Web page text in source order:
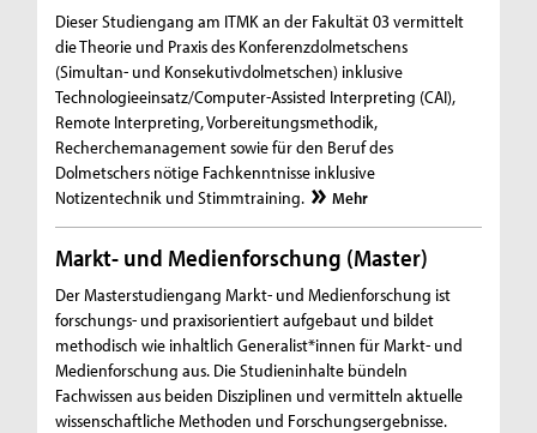
Dieser Studiengang am ITMK an der Fakultät 03 vermittelt
die Theorie und Praxis des Konferenzdolmetschens
(Simultan- und Konsekutivdolmetschen) inklusive
Technologieeinsatz/Computer-Assisted Interpreting (CAI),
Remote Interpreting, Vorbereitungsmethodik,
Recherchemanagement sowie für den Beruf des
Dolmetschers nötige Fachkenntnisse inklusive
Notizentechnik und Stimmtraining.
Mehr
Markt- und Medienforschung (Master)
Der Masterstudiengang Markt- und Medienforschung ist
forschungs- und praxisorientiert aufgebaut und bildet
methodisch wie inhaltlich Generalist*innen für Markt- und
Medienforschung aus. Die Studieninhalte bündeln
Fachwissen aus beiden Disziplinen und vermitteln aktuelle
wissenschaftliche Methoden und Forschungsergebnisse.